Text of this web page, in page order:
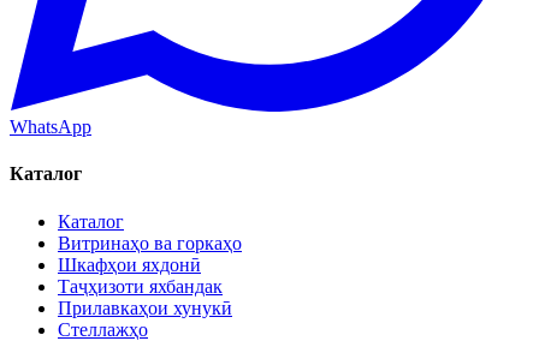
WhatsApp
Каталог
Каталог
Витринаҳо ва горкаҳо
Шкафҳои яхдонӣ
Таҷҳизоти яхбандак
Прилавкаҳои хунукӣ
Стеллажҳо